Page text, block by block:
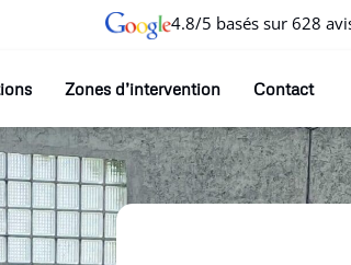
4.8/5 basés sur 628
Zones d’intervention Contact